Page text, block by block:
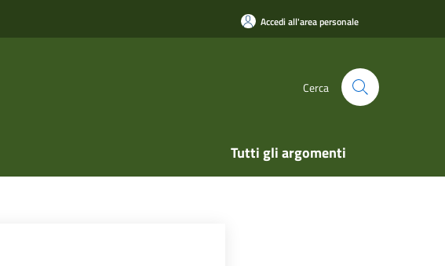
Accedi all'area personale
Cerca
Tutti gli argomenti